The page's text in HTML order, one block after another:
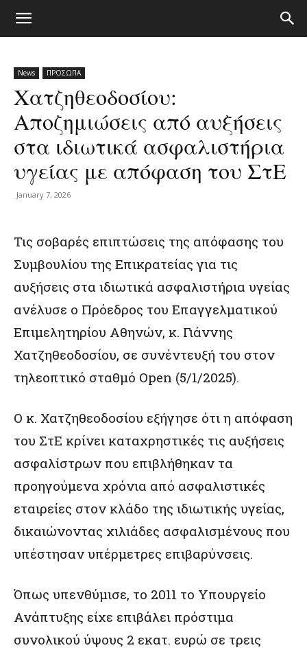
News ΠΡΟΣΩΠΑ
Χατζηθεοδοσίου:
Αποζημιώσεις από αυξήσεις
στα ιδιωτικά ασφαλιστήρια
υγείας με απόφαση του ΣτΕ
January 7, 2026
Τις σοβαρές επιπτώσεις της απόφασης του
Συμβουλίου της Επικρατείας για τις
αυξήσεις στα ιδιωτικά ασφαλιστήρια υγείας
ανέλυσε ο Πρόεδρος του Επαγγελματικού
Επιμελητηρίου Αθηνών, κ. Γιάννης
Χατζηθεοδοσίου, σε συνέντευξή του στον
τηλεοπτικό σταθμό Open (5/1/2025).
Ο κ. Χατζηθεοδοσίου εξήγησε ότι η απόφαση
του ΣτΕ κρίνει καταχρηστικές τις αυξήσεις
ασφαλίστρων που επιβλήθηκαν τα
προηγούμενα χρόνια από ασφαλιστικές
εταιρείες στον κλάδο της ιδιωτικής υγείας,
δικαιώνοντας χιλιάδες ασφαλισμένους που
υπέστησαν υπέρμετρες επιβαρύνσεις.
Όπως υπενθύμισε, το 2011 το Υπουργείο
Ανάπτυξης είχε επιβάλει πρόστιμα
συνολικού ύψους 2 εκατ. ευρώ σε τρεις